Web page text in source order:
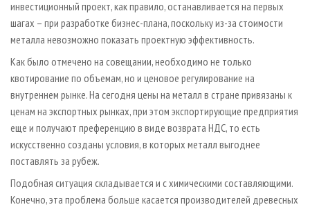
инвестиционный проект, как правило, останавливается на первых
шагах – при разработке бизнес-плана, поскольку из-за стоимости
металла невозможно показать проектную эффективность.
Как было отмечено на совещании, необходимо не только
квотирование по объемам, но и ценовое регулирование на
внутреннем рынке. На сегодня цены на металл в стране привязаны к
ценам на экспортных рынках, при этом экспортирующие предприятия
еще и получают преференцию в виде возврата НДС, то есть
искусственно созданы условия, в которых металл выгоднее
поставлять за рубеж.
Подобная ситуация складывается и с химическими составляющими.
Конечно, эта проблема больше касается производителей древесных